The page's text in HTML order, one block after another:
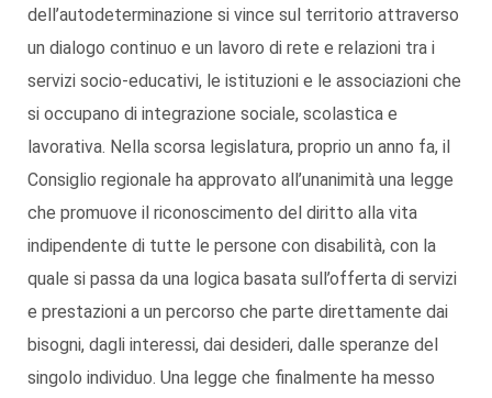
dell’autodeterminazione si vince sul territorio attraverso
un dialogo continuo e un lavoro di rete e relazioni tra i
servizi socio-educativi, le istituzioni e le associazioni che
si occupano di integrazione sociale, scolastica e
lavorativa. Nella scorsa legislatura, proprio un anno fa, il
Consiglio regionale ha approvato all’unanimità una legge
che promuove il riconoscimento del diritto alla vita
indipendente di tutte le persone con disabilità, con la
quale si passa da una logica basata sull’offerta di servizi
e prestazioni a un percorso che parte direttamente dai
bisogni, dagli interessi, dai desideri, dalle speranze del
singolo individuo. Una legge che finalmente ha messo